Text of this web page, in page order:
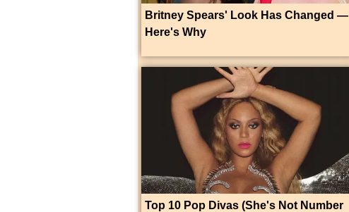
Britney Spears' Look Has Changed —
Here's Why
Top 10 Pop Divas (She's Not Number